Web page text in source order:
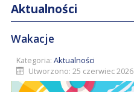
Aktualności
Wakacje
Kategoria: Aktualności
Utworzono: 25 czerwiec 2026